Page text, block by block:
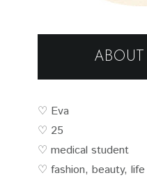
♡ Eva
♡ 25
♡ medical student
♡ fashion, beauty,